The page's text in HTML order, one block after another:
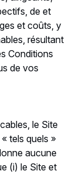
de et
et coûts, y
résultant
Conditions
de vos
le Site
tels quels »
aucune
(i) le Site et